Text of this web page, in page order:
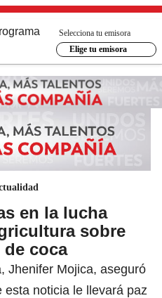
Selecciona tu emisora
Elige tu emisora
en la lucha
sobre
coca
Jhenifer Mojica, aseguró
noticia le llevará paz